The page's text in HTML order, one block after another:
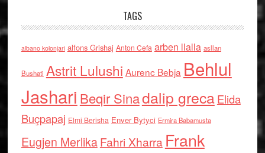
TAGS
albano kolonjari alfons Grishaj Anton Cefa arben llalla asllan
Bushati Astrit Lulushi Aurenc Bebja Behlul
Jashari Beqir Sinadalip grecaElida
Buçpapaj Elmi Berisha Enver Bytyci Ermira Babamusta
Eugjen MerlikaFahri Xharra Frank